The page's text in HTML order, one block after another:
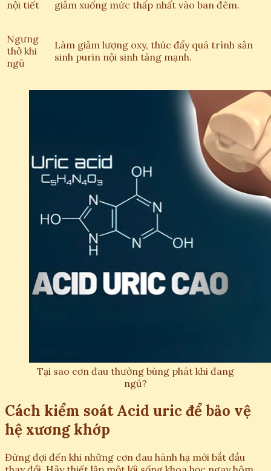
nội tiết
giảm xuống mức thấp nhất vào ban đêm.
Ngưng
thở khi
ngủ
Làm giảm lượng oxy, thúc đẩy quá trình sản
sinh purin nội sinh tăng mạnh.
Tại sao cơn đau thường bùng phát khi đang
ngủ?
Cách kiểm soát Acid uric để bảo vệ
hệ xương khớp
Đừng đợi đến khi những cơn đau hành hạ mới bắt đầu